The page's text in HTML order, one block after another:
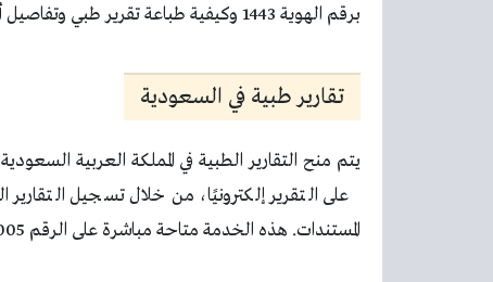
برقم الهوية 1443 وكيفية طباعة تقرير طبي وتفاصيل أخرى عن طلب تقرير طبي سنتعرف عليه في مقالنا.
تقارير طبية في السعودية
يتم منح التقارير الطبية في المملكة العربية
على التقرير إلكترونيًا، من خلال تسجيل
المستندات. هذه الخدمة متاحة مباشرة على الرقم 920002005.